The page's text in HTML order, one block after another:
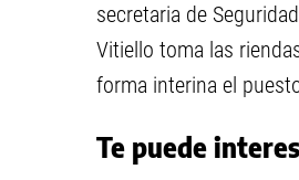
secretaria de
Vitiello toma las
forma interina el
Te puede